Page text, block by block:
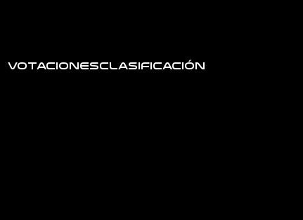
VotacionesClasificación